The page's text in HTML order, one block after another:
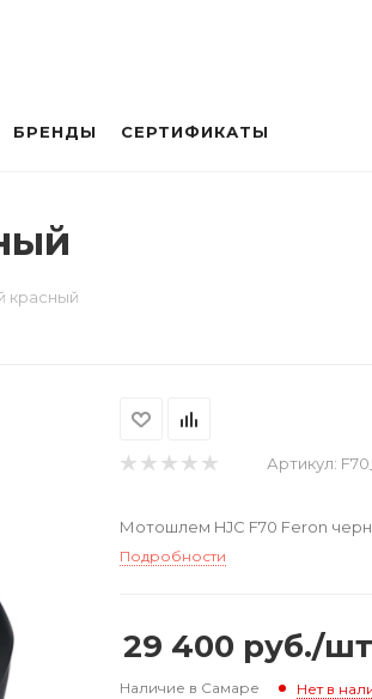
БРЕНДЫ СЕРТИФИКАТЫ
красный
Артикул:
Мотошлем HJC F70 Feron
Подробности
29 400 руб./шт
Наличие в Самаре Нет в